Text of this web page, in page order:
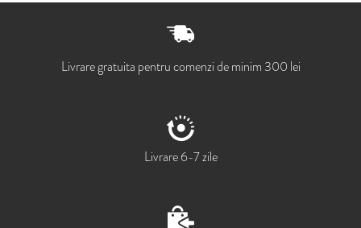
Livrare gratuita pentru comenzi de minim 300 lei
Livrare 6-7 zile